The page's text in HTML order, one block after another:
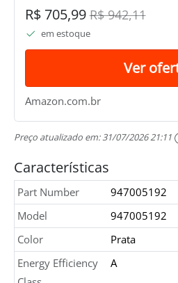
R$ 705,99R$ 942,11
em estoque
Ver
Amazon.com.br
Preço atualizado em:31/07/2026 21:11
Características
Part Number
947005192
Model
947005192
Color
Prata
Energy Efficiency
A